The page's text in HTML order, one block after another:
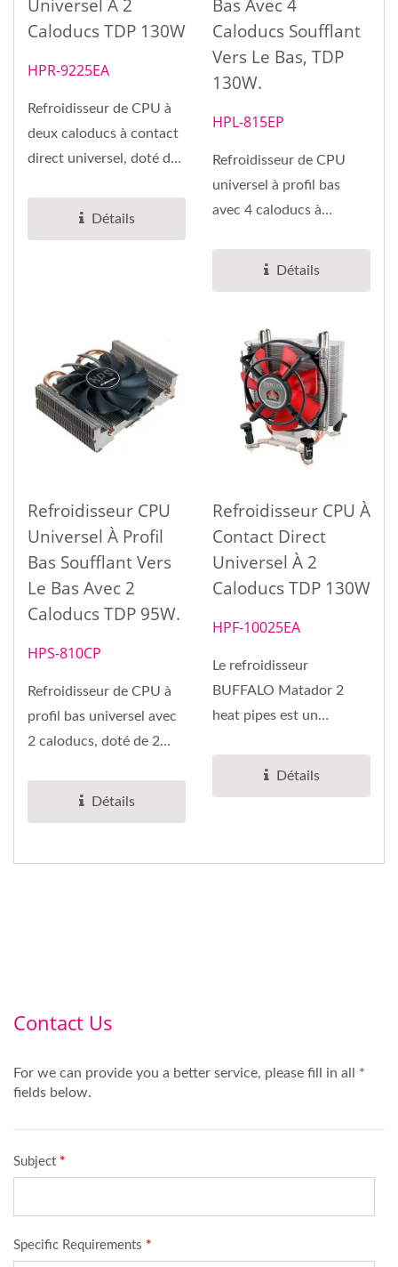
Universel À 2
Caloducs TDP 130W
HPR-9225EA
Refroidisseur de CPU à
deux caloducs à contact
direct universel, doté de
Détails
Bas Avec 4
Caloducs Soufflant
Vers Le Bas, TDP
130W.
HPL-815EP
Refroidisseur de CPU
universel à profil bas
avec 4 caloducs à
Détails
Refroidisseur CPU
Universel À Profil
Bas Soufflant Vers
Le Bas Avec 2
Caloducs TDP 95W.
HPS-810CP
Refroidisseur de CPU à
profil bas universel avec
2 caloducs, doté de 2
Détails
Refroidisseur CPU À
Contact Direct
Universel À 2
Caloducs TDP 130W
HPF-10025EA
Le refroidisseur
BUFFALO Matador 2
heat pipes est un
Détails